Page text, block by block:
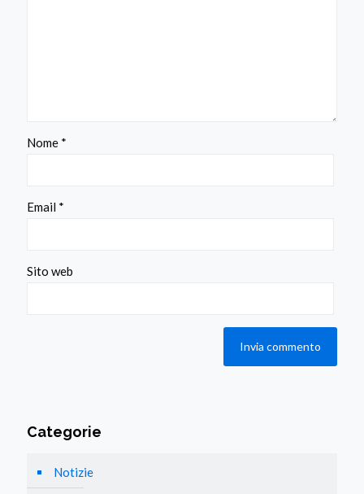
Nome *
Email *
Sito web
Categorie
Notizie